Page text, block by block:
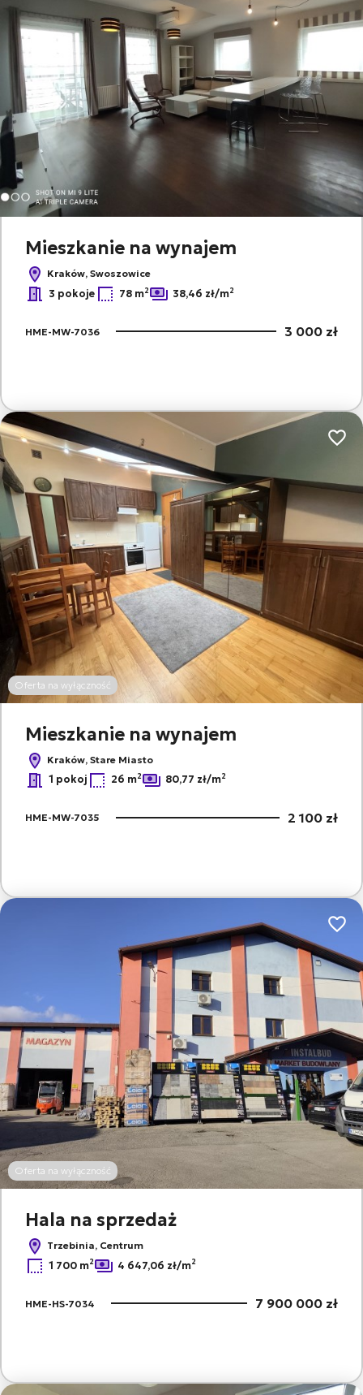
Mieszkanie na wynajem
Kraków, Swoszowice
3 pokoje 78 m2 38,46 zł/m2
HME-MW-7036 3 000 zł
Oferta na wyłączność
Mieszkanie na wynajem
Kraków, Stare Miasto
1 pokoj 26 m2 80,77 zł/m2
HME-MW-7035 2 100 zł
Oferta na wyłączność
Hala na sprzedaż
Trzebinia, Centrum
1 700 m2 4 647,06 zł/m2
HME-HS-7034 7 900 000 zł